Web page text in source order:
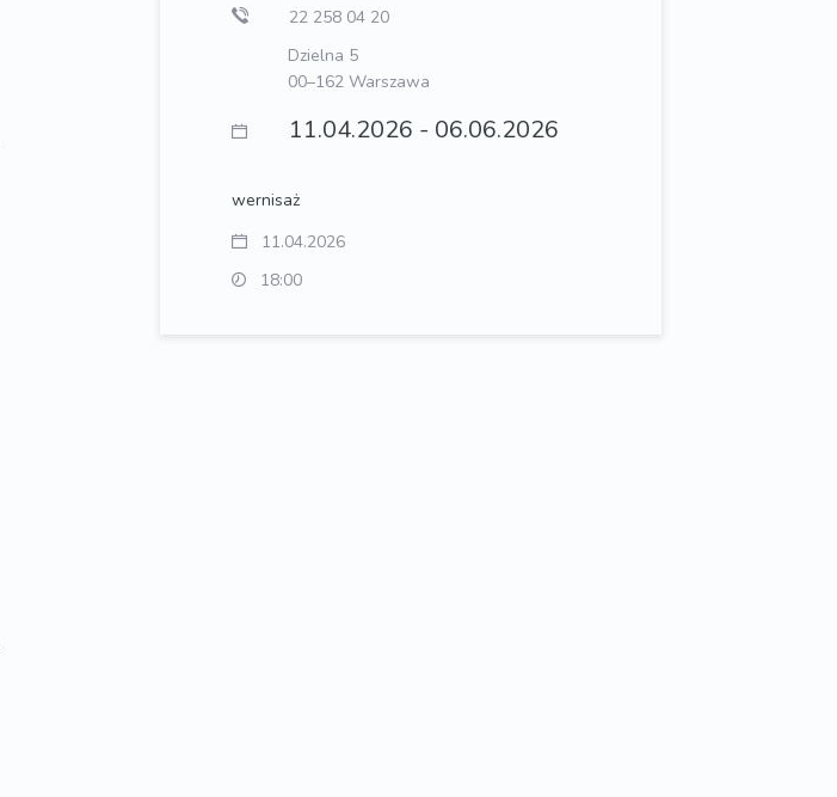
22 258 04 20
Dzielna 5
00–162 Warszawa
11.04.2026 - 06.06.2026
wernisaż
11.04.2026
18:00